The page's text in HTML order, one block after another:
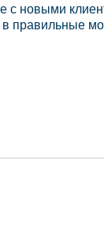
с новыми
правильные